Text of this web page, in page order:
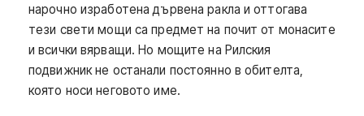
нарочно изработена дървена ракла и оттогава
тези свети мощи са предмет на почит от монасите
и всички вярващи. Но мощите на Рилския
подвижник не останали постоянно в обителта,
която носи неговото име.